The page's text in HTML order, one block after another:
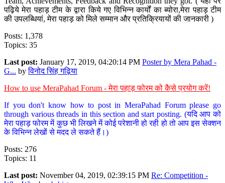
पढ़िये मेरा पहाड़ टीम के द्वारा किये गए विभिन्न कार्यों का ब्योरा,मेरा पहाड़ टीम
की उपलब्धियां, मेरा पहाड़ को मिले सम्मान और प्रतिक्रियायों की जानकारी )
Posts: 1,378
Topics: 35
Last post: January 17, 2019, 04:20:14 PM Poster by Mera Pahad -
G... byविनोद सिंह गढ़िया
How to use MeraPahad Forum - मेरा पहाड़ फोरम को कैसे प्रयोग करें!
If you don't know how to post in MeraPahad Forum please go
through various threads in this section and start posting. (यदि आप को
मेरा पहाड़ फोरम में कुछ भी लिखने में कोई परेशानी हो रही हो तो आप इस सेक्शन
के विभिन्न लेखों से मदद ले सकते हैं।)
Posts: 276
Topics: 11
Last post: November 04, 2019, 02:39:15 PM Re: Competition -